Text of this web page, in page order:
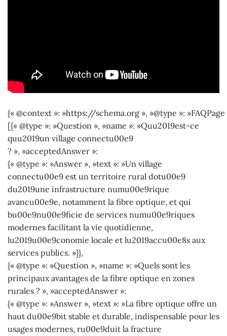
{« @context »: »https://schema.org », »@type »:
[{« @type »: »Question », »name »: »Quu2019est-ce
quu2019un village connectu00e9
? », »acceptedAnswer »:
{« @type »: »Answer », »text »: »Un village
connectu00e9 est un territoire rural dotu00e9
du2019une infrastructure numu00e9rique
avancu00e9e, notamment la fibre optique, et qui
bu00e9nu00e9ficie de services numu00e9riques
modernes facilitant la vie quotidienne,
lu2019u00e9conomie locale et lu2019accu00e8s aux
services publics. »}},
{« @type »: »Question », »name »: »Quels sont les
principaux avantages de la fibre optique en zones
rurales ? », »acceptedAnswer »:
{« @type »: »Answer », »text »: »La fibre optique offre un
haut du00e9bit stable et durable, indispensable pour les
usages modernes, ru00e9duit la fracture